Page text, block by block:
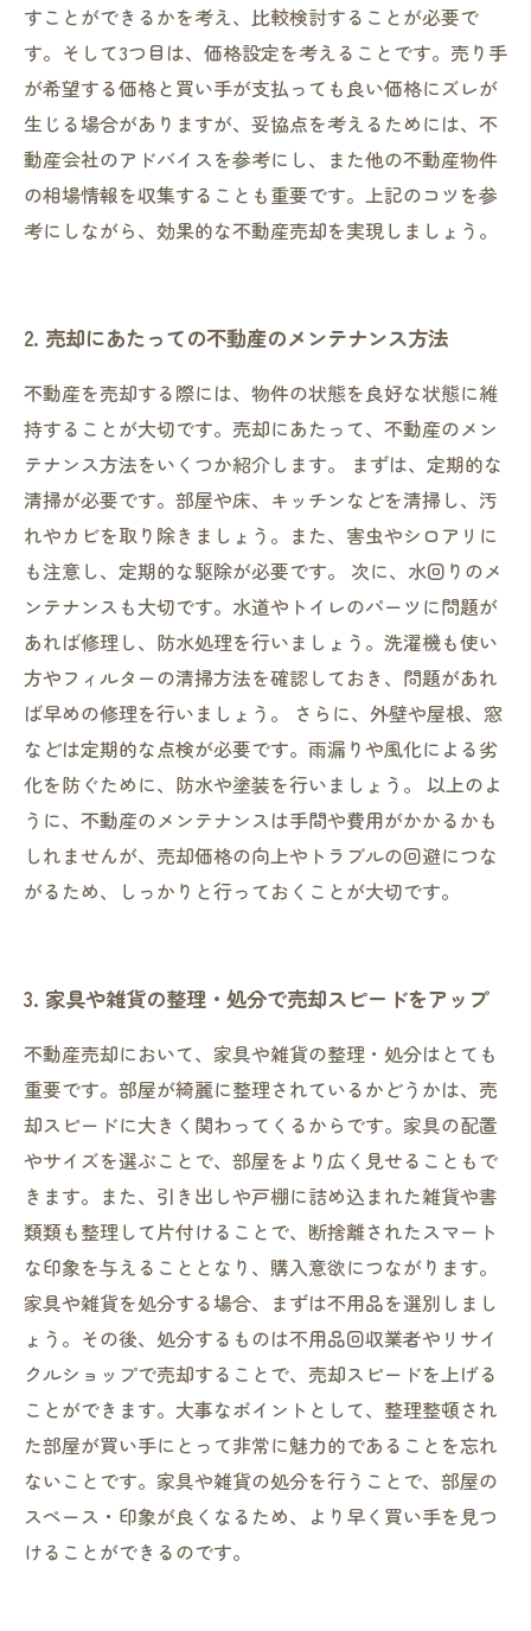
すことができるかを考え、比較検討することが必要で
す。そして3つ目は、価格設定を考えることです。売り手
が希望する価格と買い手が支払っても良い価格にズレが
生じる場合がありますが、妥協点を考えるためには、不
動産会社のアドバイスを参考にし、また他の不動産物件
の相場情報を収集することも重要です。上記のコツを参
考にしながら、効果的な不動産売却を実現しましょう。
2. 売却にあたっての不動産のメンテナンス方法
不動産を売却する際には、物件の状態を良好な状態に維
持することが大切です。売却にあたって、不動産のメン
テナンス方法をいくつか紹介します。 まずは、定期的な
清掃が必要です。部屋や床、キッチンなどを清掃し、汚
れやカビを取り除きましょう。また、害虫やシロアリに
も注意し、定期的な駆除が必要です。 次に、水回りのメ
ンテナンスも大切です。水道やトイレのパーツに問題が
あれば修理し、防水処理を行いましょう。洗濯機も使い
方やフィルターの清掃方法を確認しておき、問題があれ
ば早めの修理を行いましょう。 さらに、外壁や屋根、窓
などは定期的な点検が必要です。雨漏りや風化による劣
化を防ぐために、防水や塗装を行いましょう。 以上のよ
うに、不動産のメンテナンスは手間や費用がかかるかも
しれませんが、売却価格の向上やトラブルの回避につな
がるため、しっかりと行っておくことが大切です。
3. 家具や雑貨の整理・処分で売却スピードをアップ
不動産売却において、家具や雑貨の整理・処分はとても
重要です。部屋が綺麗に整理されているかどうかは、売
却スピードに大きく関わってくるからです。家具の配置
やサイズを選ぶことで、部屋をより広く見せることもで
きます。また、引き出しや戸棚に詰め込まれた雑貨や書
類類も整理して片付けることで、断捨離されたスマート
な印象を与えることとなり、購入意欲につながります。
家具や雑貨を処分する場合、まずは不用品を選別しまし
ょう。その後、処分するものは不用品回収業者やリサイ
クルショップで売却することで、売却スピードを上げる
ことができます。大事なポイントとして、整理整頓され
た部屋が買い手にとって非常に魅力的であることを忘れ
ないことです。家具や雑貨の処分を行うことで、部屋の
スペース・印象が良くなるため、より早く買い手を見つ
けることができるのです。